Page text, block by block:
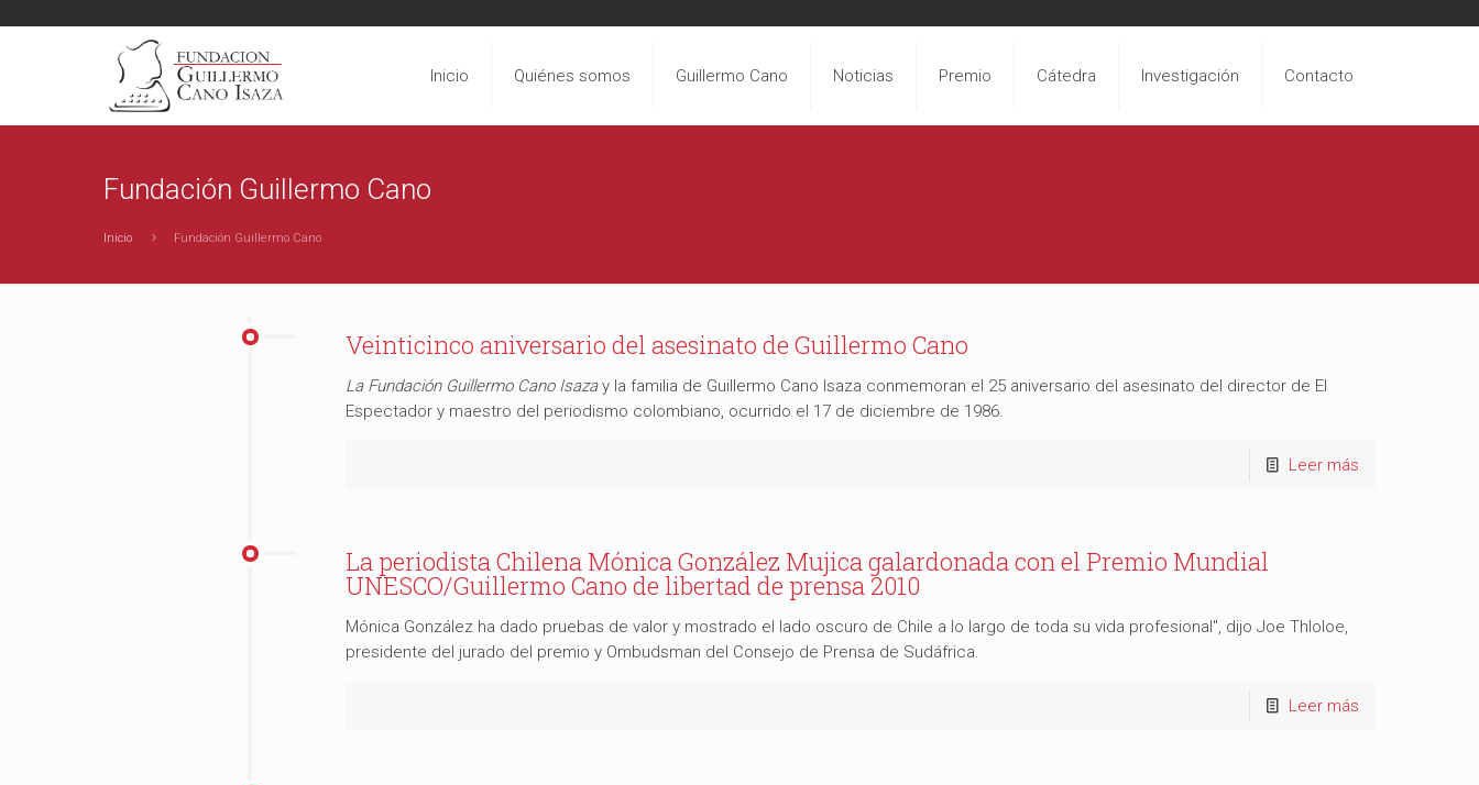
Inicio Quiénes somos Guillermo Cano Noticias Premio Cátedra Investigación Contacto
Fundación Guillermo Cano
Inicio Fundación Guillermo Cano
Veinticinco aniversario del asesinato de Guillermo Cano
La Fundación Guillermo Cano Isazay la familia de Guillermo Cano Isaza conmemoran el 25 aniversario del asesinato del director de El
Espectador y maestro del periodismo colombiano, ocurrido el 17 de diciembre de 1986.
Leer más
La periodista Chilena Mónica González Mujica galardonada con el Premio Mundial
UNESCO/Guillermo Cano de libertad de prensa 2010
Mónica González ha dado pruebas de valor y mostrado el lado oscuro de Chile a lo largo de toda su vida profesional", dijo Joe Thloloe,
presidente del jurado del premio y Ombudsman del Consejo de Prensa de Sudáfrica.
Leer más